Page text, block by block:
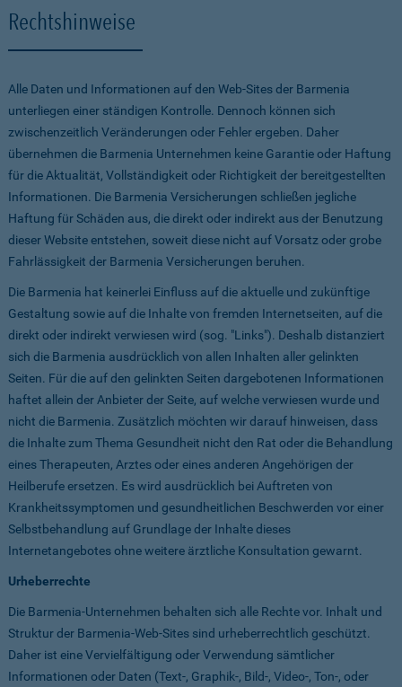
Rechtshinweise
Alle Daten und Informationen auf den Web-Sites der Barmenia
unterliegen einer ständigen Kontrolle. Dennoch können sich
zwischenzeitlich Veränderungen oder Fehler ergeben. Daher
übernehmen die Barmenia Unternehmen keine Garantie oder Haftung
für die Aktualität, Vollständigkeit oder Richtigkeit der bereitgestellten
Informationen. Die Barmenia Versicherungen schließen jegliche
Haftung für Schäden aus, die direkt oder indirekt aus der Benutzung
dieser Website entstehen, soweit diese nicht auf Vorsatz oder grobe
Fahrlässigkeit der Barmenia Versicherungen beruhen.
Die Barmenia hat keinerlei Einfluss auf die aktuelle und zukünftige
Gestaltung sowie auf die Inhalte von fremden Internetseiten, auf die
direkt oder indirekt verwiesen wird (sog. "Links"). Deshalb distanziert
sich die Barmenia ausdrücklich von allen Inhalten aller gelinkten
Seiten. Für die auf den gelinkten Seiten dargebotenen Informationen
haftet allein der Anbieter der Seite, auf welche verwiesen wurde und
nicht die Barmenia. Zusätzlich möchten wir darauf hinweisen, dass
die Inhalte zum Thema Gesundheit nicht den Rat oder die Behandlung
eines Therapeuten, Arztes oder eines anderen Angehörigen der
Heilberufe ersetzen. Es wird ausdrücklich bei Auftreten von
Krankheitssymptomen und gesundheitlichen Beschwerden vor einer
Selbstbehandlung auf Grundlage der Inhalte dieses
Internetangebotes ohne weitere ärztliche Konsultation gewarnt.
Urheberrechte
Die Barmenia-Unternehmen behalten sich alle Rechte vor. Inhalt und
Struktur der Barmenia-Web-Sites sind urheberrechtlich geschützt.
Daher ist eine Vervielfältigung oder Verwendung sämtlicher
Informationen oder Daten (Text-, Graphik-, Bild-, Video-, Ton-, oder